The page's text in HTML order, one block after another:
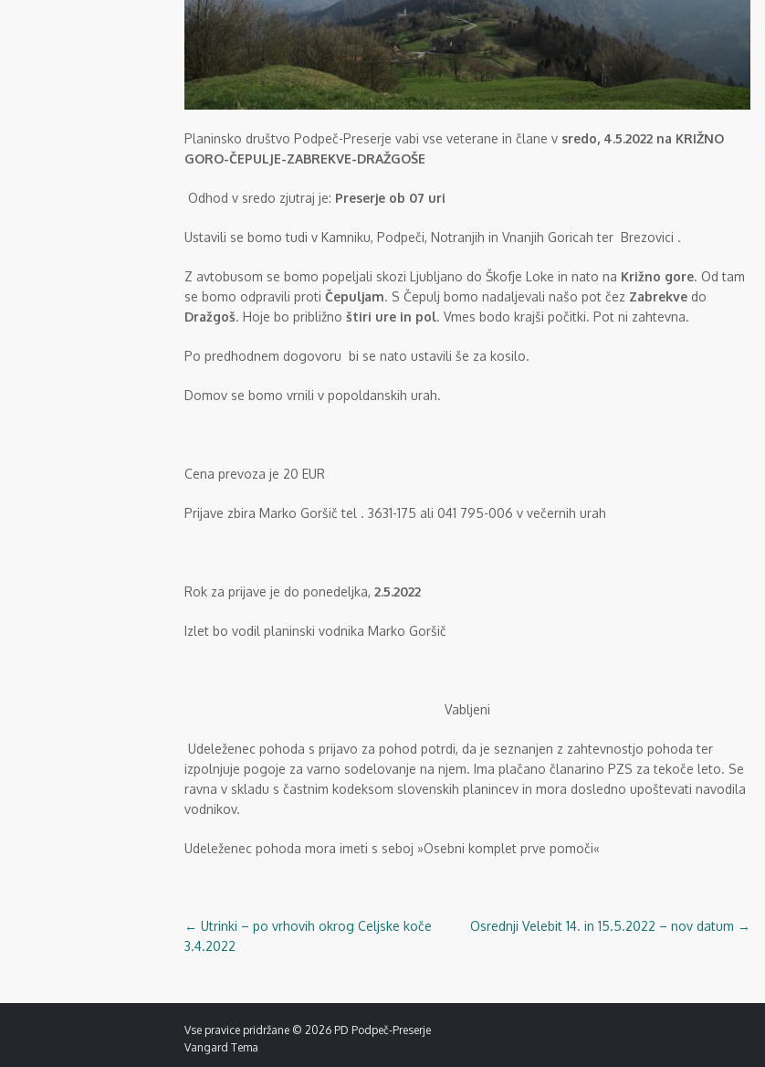
Planinsko društvo Podpeč-Preserje vabi vse veterane in člane v sredo, 4.5.2022 na KRIŽNO
GORO-ČEPULJE-ZABREKVE-DRAŽGOŠE
Odhod v sredo zjutraj je: Preserje ob 07 uri
Ustavili se bomo tudi v Kamniku, Podpeči, Notranjih in Vnanjih Goricah ter Brezovici .
Z avtobusom se bomo popeljali skozi Ljubljano do Škofje Loke in nato na Križno gore. Od tam
se bomo odpravili proti Čepuljam. S Čepulj bomo nadaljevali našo pot čez Zabrekve do
Dražgoš. Hoje bo približno štiri ure in pol. Vmes bodo krajši počitki. Pot ni zahtevna.
Po predhodnem dogovoru bi se nato ustavili še za kosilo.
Domov se bomo vrnili v popoldanskih urah.
Cena prevoza je 20 EUR
Prijave zbira Marko Goršič tel . 3631-175 ali 041 795-006 v večernih urah
Rok za prijave je do ponedeljka, 2.5.2022
Izlet bo vodil planinski vodnika Marko Goršič
Vabljeni
Udeleženec pohoda s prijavo za pohod potrdi, da je seznanjen z zahtevnostjo pohoda ter
izpolnjuje pogoje za varno sodelovanje na njem. Ima plačano članarino PZS za tekoče leto. Se
ravna v skladu s častnim kodeksom slovenskih planincev in mora dosledno upoštevati navodila
vodnikov.
Udeleženec pohoda mora imeti s seboj »Osebni komplet prve pomoči«
Navigacija
← Utrinki – po vrhovih okrog Celjske koče
3.4.2022
Osrednji Velebit 14. in 15.5.2022 – nov datum →
Vse pravice pridržane © 2026 PD Podpeč-Preserje
Vangard Tema